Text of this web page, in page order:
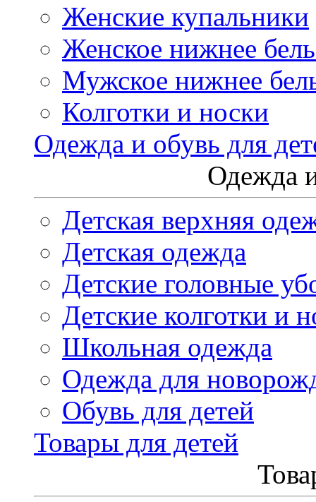
Женские купальники
Женское нижнее
Мужское нижнее
Колготки и носки
Одежда и обувь для
Одежда
Детская верхняя
Детская одежда
Детские головные
Детские колготки и
Школьная одежда
Одежда для
Обувь для детей
Товары для детей